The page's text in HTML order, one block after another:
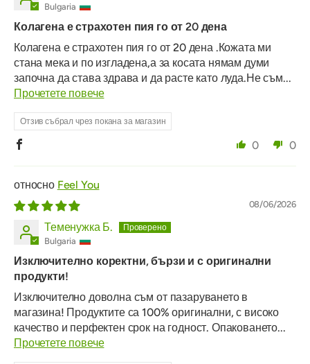
Bulgaria
Колагена е страхотен пия го от 20 дена
Колагена е страхотен пия го от 20 дена .Кожата ми
стана мека и по изгладена,а за косата нямам думи
започна да става здрава и да расте като луда.Не съм...
Прочетете повече
Отзив събрал чрез покана за магазин
0 0
Feel You
08/06/2026
Теменужка Б.
Bulgaria
Изключително коректни, бързи и с оригинални
продукти!
Изключително доволна съм от пазаруването в
магазина! Продуктите са 100% оригинални, с високо
качество и перфектен срок на годност. Опаковането...
Прочетете повече